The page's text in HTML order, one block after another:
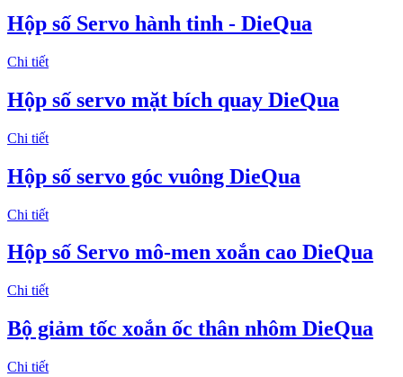
Hộp số Servo hành tinh - DieQua
Chi tiết
Hộp số servo mặt bích quay DieQua
Chi tiết
Hộp số servo góc vuông DieQua
Chi tiết
Hộp số Servo mô-men xoắn cao DieQua
Chi tiết
Bộ giảm tốc xoắn ốc thân nhôm DieQua
Chi tiết